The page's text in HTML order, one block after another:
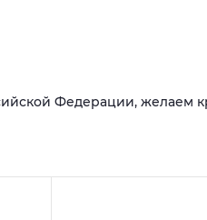
Федерации, желаем